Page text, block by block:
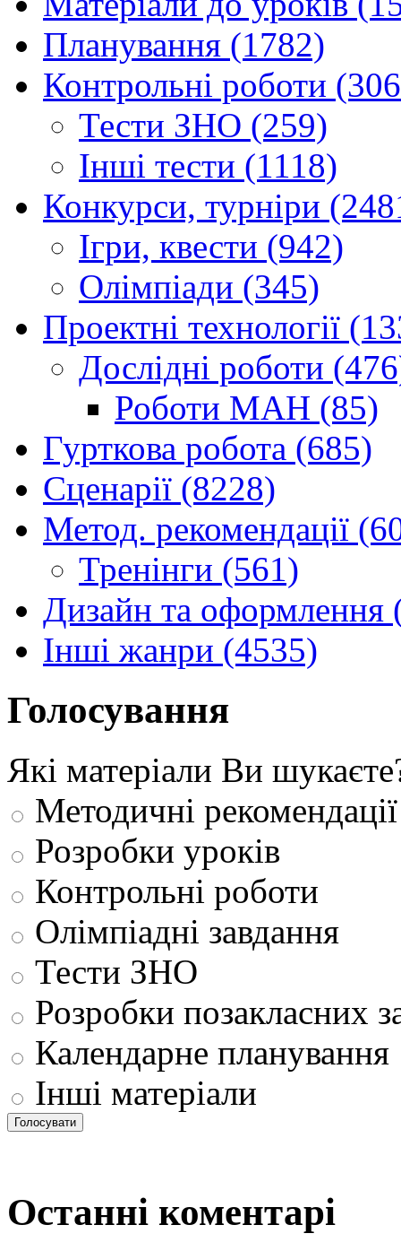
Планування (1782)
Контрольні роботи
Тести ЗНО (259)
Інші тести (1118)
Конкурси, турніри
Ігри, квести (942)
Олімпіади (345)
Проектні технології
Дослідні роботи
Роботи МАН (85)
Гурткова робота (685)
Сценарії (8228)
Метод. рекомендації
Тренінги (561)
Дизайн та оформлення
Інші жанри (4535)
Голосування
Які матеріали Ви
Методичні рекомендації
Розробки уроків
Контрольні роботи
Олімпіадні завдання
Тести ЗНО
Розробки позакласних
Календарне планування
Інші матеріали
Останні коментарі